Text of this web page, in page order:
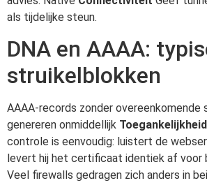
als tijdelijke steun.
DNA en AAAA:
struikelblokken
AAAA-records zonder overeenkomende
genereren onmiddellijk
controle is eenvoudig: luistert de
levert hij het certificaat identiek af voor
Veel firewalls gedragen zich anders in